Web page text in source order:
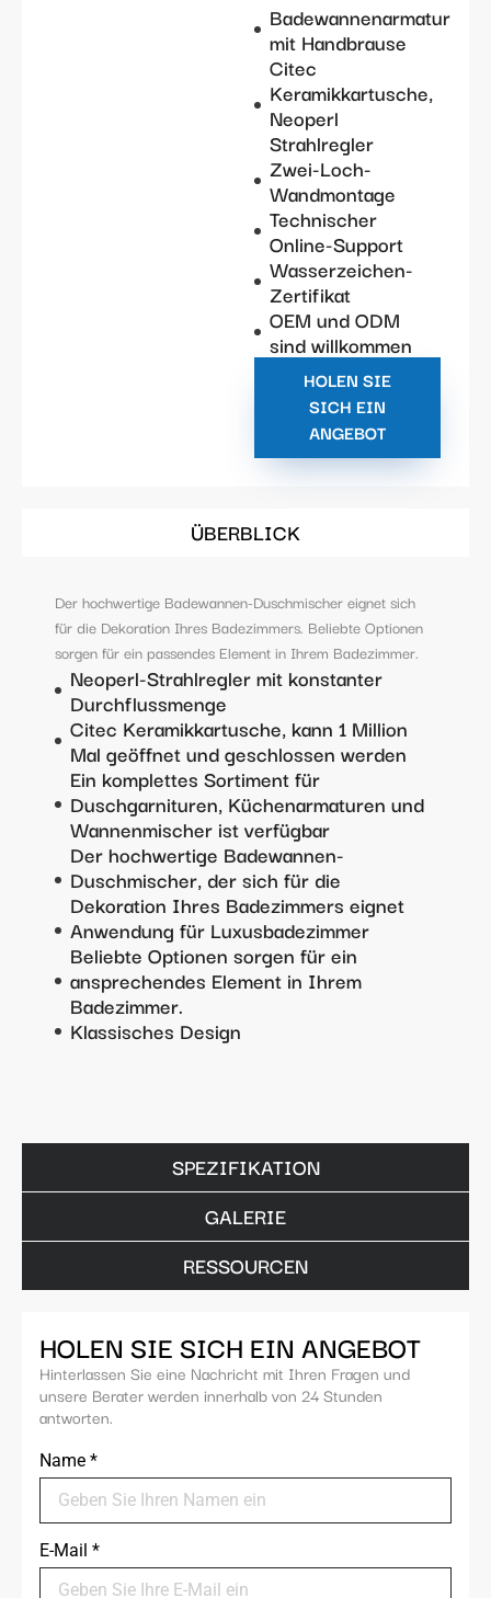
Badewannenarmatur
mit Handbrause
Citec
Keramikkartusche,
Neoperl
Strahlregler
Zwei-Loch-
Wandmontage
Technischer
Online-Support
Wasserzeichen-
Zertifikat
OEM und ODM
sind willkommen
HOLEN SIE
SICH EIN
ANGEBOT
ÜBERBLICK
SPEZIFIKATION
GALERIE
RESSOURCEN
Der hochwertige Badewannen-Duschmischer eignet sich
für die Dekoration Ihres Badezimmers. Beliebte Optionen
sorgen für ein passendes Element in Ihrem Badezimmer.
Neoperl-Strahlregler mit konstanter
Durchflussmenge
Citec Keramikkartusche, kann 1 Million
Mal geöffnet und geschlossen werden
Ein komplettes Sortiment für
Duschgarnituren, Küchenarmaturen und
Wannenmischer ist verfügbar
Der hochwertige Badewannen-
Duschmischer, der sich für die
Dekoration Ihres Badezimmers eignet
Anwendung für Luxusbadezimmer
Beliebte Optionen sorgen für ein
ansprechendes Element in Ihrem
Badezimmer.
Klassisches Design
HOLEN SIE SICH EIN ANGEBOT
Hinterlassen Sie eine Nachricht mit Ihren Fragen und
unsere Berater werden innerhalb von 24 Stunden
antworten.
Name *
E-Mail *